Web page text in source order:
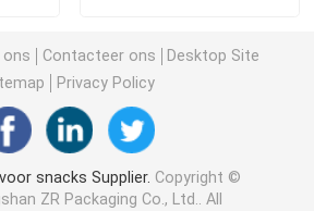
Verpakkende Zakken
ons Contacteer ons
Desktop Site
Privacy Policy
snacks Supplier. Copyright ©
ZR Packaging Co., Ltd.. All